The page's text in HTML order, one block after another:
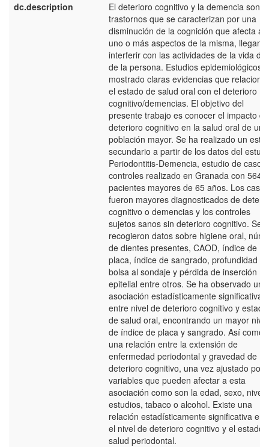
dc.description
El deterioro cognitivo y la demencia son
trastornos que se caracterizan por una
disminución de la cognición que afecta a
uno o más aspectos de la misma,
interferir con las actividades de la vida
de la persona. Estudios epidemiológicos
mostrado claras evidencias que
el estado de salud oral con el deterioro
cognitivo/demencias. El objetivo del
presente trabajo es conocer el impacto
deterioro cognitivo en la salud oral de una
población mayor. Se ha realizado un
secundario a partir de los datos del
Periodontitis-Demencia, estudio de casos
controles realizado en Granada con 564
pacientes mayores de 65 años. Los casos
fueron mayores diagnosticados de
cognitivo o demencias y los controles
sujetos sanos sin deterioro cognitivo. Se
recogieron datos sobre higiene oral,
de dientes presentes, CAOD, índice de
placa, índice de sangrado, profundidad de
bolsa al sondaje y pérdida de inserción
epitelial entre otros. Se ha observado una
asociación estadísticamente significativa
entre nivel de deterioro cognitivo y estado
de salud oral, encontrando un mayor nivel
de índice de placa y sangrado. Así como
una relación entre la extensión de
enfermedad periodontal y gravedad de
deterioro cognitivo, una vez ajustado por
variables que pueden afectar a esta
asociación como son la edad, sexo, nivel
estudios, tabaco o alcohol. Existe una
relación estadísticamente significativa
el nivel de deterioro cognitivo y el estado
salud periodontal.